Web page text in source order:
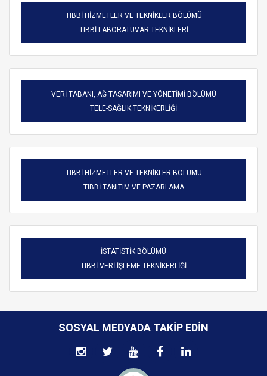
TIBBİ HİZMETLER VE TEKNİKLER BÖLÜMÜ
TIBBİ LABORATUVAR TEKNİKLERİ
VERİ TABANI, AĞ TASARIMI VE YÖNETİMİ BÖLÜMÜ
TELE-SAĞLIK TEKNİKERLİĞİ
TIBBİ HİZMETLER VE TEKNİKLER BÖLÜMÜ
TIBBİ TANITIM VE PAZARLAMA
İSTATİSTİK BÖLÜMÜ
TIBBİ VERİ İŞLEME TEKNİKERLİĞİ
SOSYAL MEDYADA TAKIP EDIN